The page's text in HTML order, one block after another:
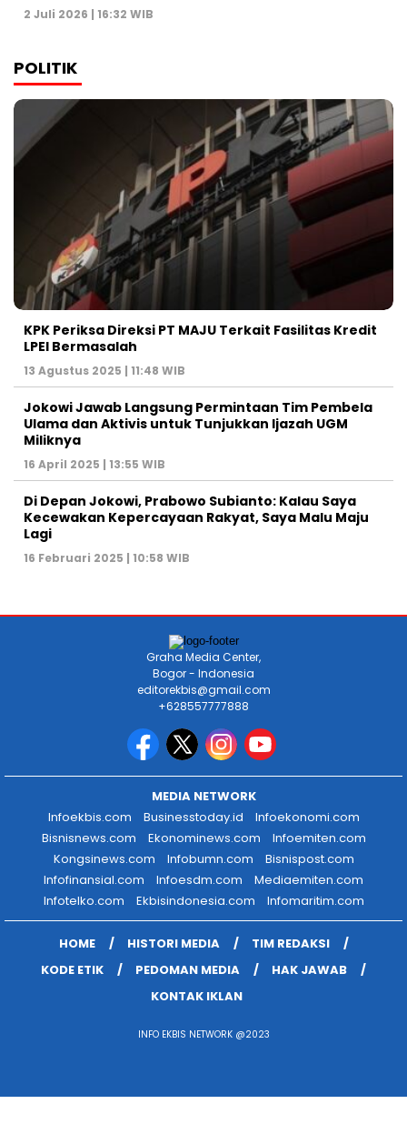
2 Juli 2026 | 16:32 WIB
POLITIK
KPK Periksa Direksi PT MAJU Terkait Fasilitas Kredit
LPEI Bermasalah
13 Agustus 2025 | 11:48 WIB
Jokowi Jawab Langsung Permintaan Tim Pembela
Ulama dan Aktivis untuk Tunjukkan Ijazah UGM
Miliknya
16 April 2025 | 13:55 WIB
Di Depan Jokowi, Prabowo Subianto: Kalau Saya
Kecewakan Kepercayaan Rakyat, Saya Malu Maju
Lagi
16 Februari 2025 | 10:58 WIB
Graha Media Center,
Bogor - Indonesia
editorekbis@gmail.com
+628557777888
MEDIA NETWORK
Infoekbis.com
Businesstoday.id
Infoekonomi.com
Bisnisnews.com
Ekonominews.com
Infoemiten.com
Kongsinews.com
Infobumn.com
Bisnispost.com
Infofinansial.com
Infoesdm.com
Mediaemiten.com
Infotelko.com
Ekbisindonesia.com Infomaritim.com
HOME HISTORI MEDIA
TIM REDAKSI
KODE ETIK
PEDOMAN MEDIA
HAK JAWAB
KONTAK IKLAN
INFO EKBIS NETWORK @2023